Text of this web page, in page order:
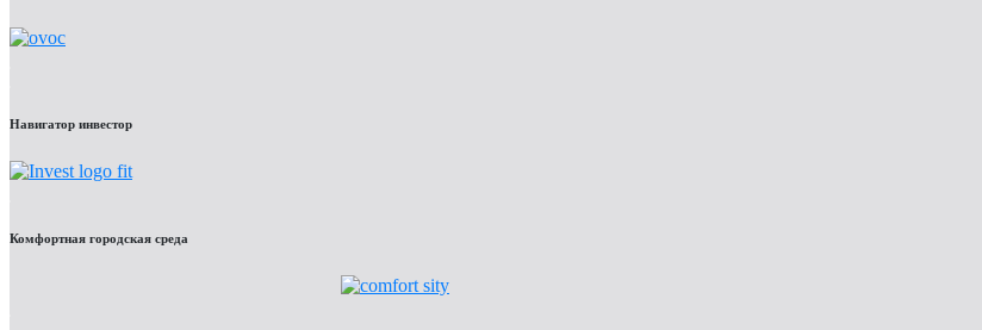
Навигатор инвестор
Комфортная городская среда